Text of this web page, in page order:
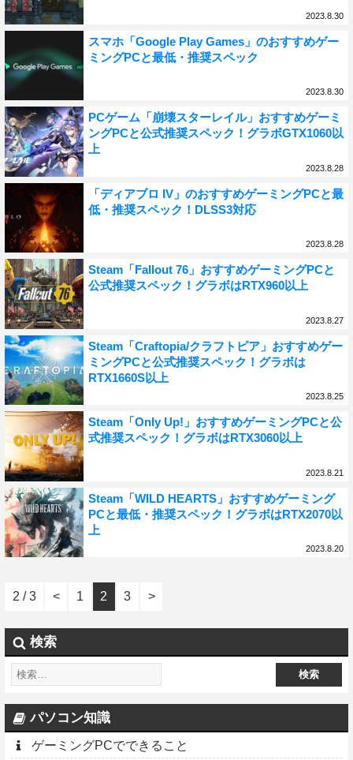
2023.8.30
スマホ「Google Play Games」のおすすめゲー
ミングPCと最低・推奨スペック
2023.8.30
PCゲーム「崩壊スターレイル」おすすめゲーミ
ングPCと公式推奨スペック！グラボGTX1060以
上
2023.8.28
「ディアブロ IV」のおすすめゲーミングPCと最
低・推奨スペック！DLSS3対応
2023.8.28
Steam「Fallout 76」おすすめゲーミングPCと
公式推奨スペック！グラボはRTX960以上
2023.8.27
Steam「Craftopia/クラフトピア」おすすめゲー
ミングPCと公式推奨スペック！グラボは
RTX1660S以上
2023.8.25
Steam「Only Up!」おすすめゲーミングPCと公
式推奨スペック！グラボはRTX3060以上
2023.8.21
Steam「WILD HEARTS」おすすめゲーミング
PCと最低・推奨スペック！グラボはRTX2070以
上
2023.8.20
2 / 3 < 1 2 3 >
検索
パソコン知識
ゲーミングPCでできること